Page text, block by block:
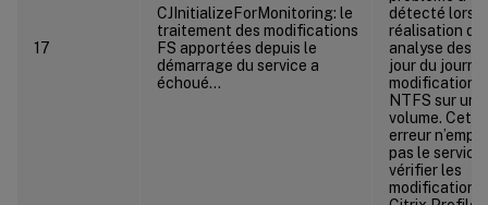
17
CJInitializeForMonitoring: le
traitement des modifications
FS apportées depuis le
démarrage du service a
échoué…
détecté lors
réalisation
analyse des
jour du
modifications
NTFS sur un
volume. Cette
erreur
pas le service
vérifier les
modifications.